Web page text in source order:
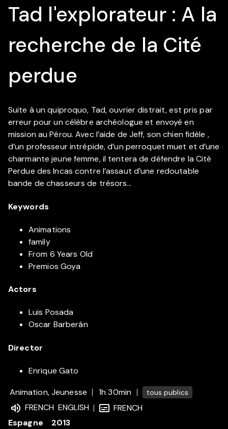
Tad l'explorateur : A la
recherche de la Cité
perdue
Suite à un quiproquo, Tad, ouvrier distrait, est pris par
erreur pour un célèbre archéologue et envoyé en
mission au Pérou. Avec l’aide de Jeff, son chien fidèle ,
d’un professeur intrépide, d’un perroquet muet et d’une
charmante jeune femme, il tentera de défendre la Cité
Perdue des Incas contre l’assaut d’une redoutable
bande de chasseurs de trésors…
Keywords
Animations
family
From 6 Years Old
Premios Goya
Actors
Luis Posada
Oscar Barberán
Director
Enrique Gato
Animation, Jeunesse
1h 30min tous publics
FRENCH ENGLISH
FRENCH
Espagne
2013